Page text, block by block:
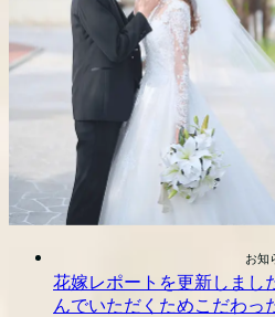
お知
花嫁レポートを更新しまし
んでいただくためこだわっ